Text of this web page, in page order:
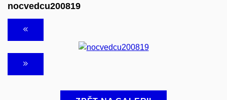
nocvedcu200819